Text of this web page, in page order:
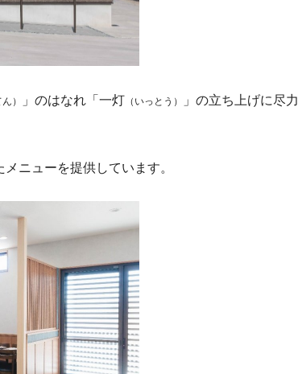
） 」のはなれ「一灯 （いっとう）
」の立ち上げに尽力
ニューを提供しています。